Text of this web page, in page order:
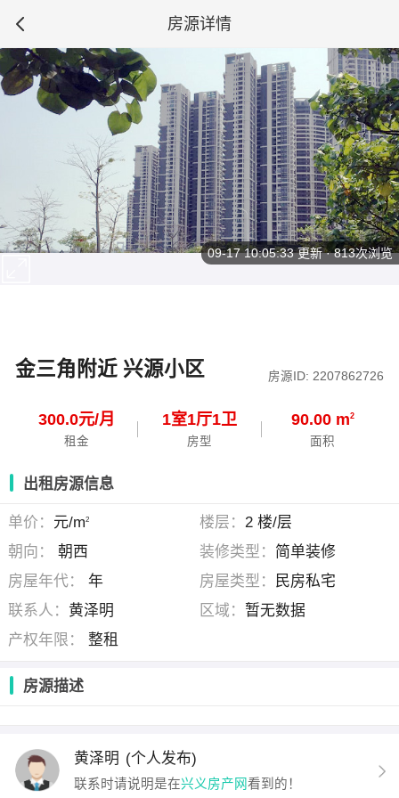
房源详情
金三角附近 兴源小区 房源ID: 2207862726
300.0元/月
租金
1室1厅1卫
房型
90.00 m2
面积
09-17 10:05:33更新 · 813次浏览
出租房源信息
单价： 元/m2 楼层： 2 楼/层
朝向：
朝西 装修类型： 简单装修
房屋年代：
年 房屋类型： 民房私宅
联系人： 黄泽明 区域： 暂无数据
产权年限：
整租
房源描述
黄泽明 (个人发布)
联系时请说明是在兴义房产网看到的！